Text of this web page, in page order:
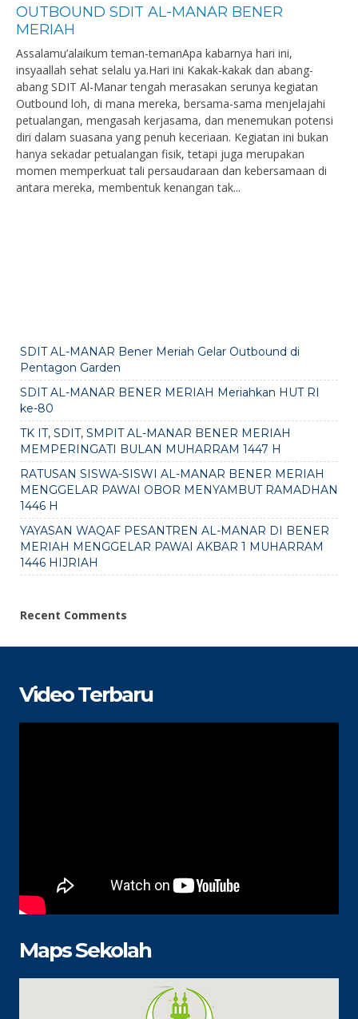
OUTBOUND SDIT AL-MANAR BENER
MERIAH
Assalamu’alaikum teman-temanApa kabarnya hari ini,
insyaallah sehat selalu ya.Hari ini Kakak-kakak dan abang-
abang SDIT Al-Manar tengah merasakan serunya kegiatan
Outbound loh, di mana mereka, bersama-sama menjelajahi
petualangan, mengasah kerjasama, dan menemukan potensi
diri dalam suasana yang penuh keceriaan. Kegiatan ini bukan
hanya sekadar petualangan fisik, tetapi juga merupakan
momen memperkuat tali persaudaraan dan kebersamaan di
antara mereka, membentuk kenangan tak...
SDIT AL-MANAR Bener Meriah Gelar Outbound di
Pentagon Garden
SDIT AL-MANAR BENER MERIAH Meriahkan HUT RI
ke-80
TK IT, SDIT, SMPIT AL-MANAR BENER MERIAH
MEMPERINGATI BULAN MUHARRAM 1447 H
RATUSAN SISWA-SISWI AL-MANAR BENER MERIAH
MENGGELAR PAWAI OBOR MENYAMBUT RAMADHAN
1446 H
YAYASAN WAQAF PESANTREN AL-MANAR DI BENER
MERIAH MENGGELAR PAWAI AKBAR 1 MUHARRAM
1446 HIJRIAH
Recent Comments
Video Terbaru
Maps Sekolah